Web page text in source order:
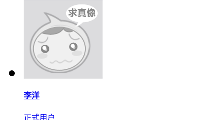
李洋
正式用户